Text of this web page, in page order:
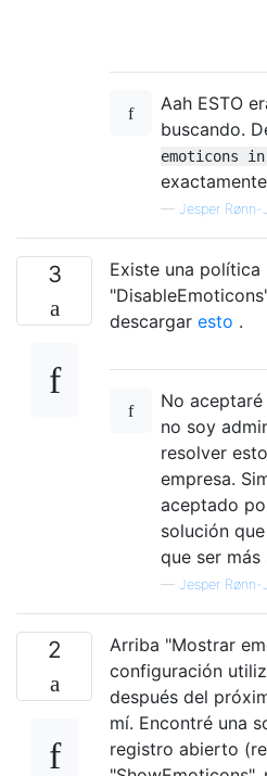
Aah ESTO
buscando.
emoticons
— Jesper Rønn-
3
Existe una política
descargar esto .
No
no soy
resolver
empresa.
aceptado
solución
que ser más
— Jesper Rønn-
2
Arriba "Mostrar
configuración
después del
mí. Encontré una
registro abierto